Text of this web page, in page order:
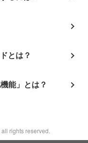
とは？
能」とは？
rights reserved.